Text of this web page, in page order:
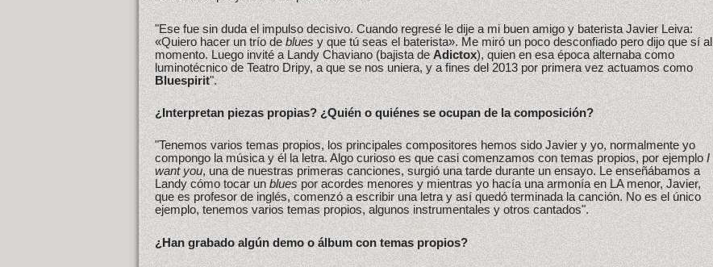
"Ese fue sin duda el impulso decisivo. Cuando regresé le dije a mi buen amigo y baterista Javier Leiva:
«Quiero hacer un trío debluesy que tú seas el baterista». Me miró un poco desconfiado pero dijo que sí al
momento. Luego invité a Landy Chaviano (bajista deAdictox), quien en esa época alternaba como
luminotécnico de Teatro Dripy, a que se nos uniera, y a fines del 2013 por primera vez actuamos como
Bluespirit".
¿Interpretan piezas propias? ¿Quién o quiénes se ocupan de la composición?
"Tenemos varios temas propios, los principales compositores hemos sido Javier y yo, normalmente yo
compongo la música y él la letra. Algo curioso es que casi comenzamos con temas propios, por ejemploI
want you, una de nuestras primeras canciones, surgió una tarde durante un ensayo. Le enseñábamos a
Landy cómo tocar unblues por acordes menores y mientras yo hacía una armonía en LA menor, Javier,
que es profesor de inglés, comenzó a escribir una letra y así quedó terminada la canción. No es el único
ejemplo, tenemos varios temas propios, algunos instrumentales y otros cantados".
¿Han grabado algún demo o álbum con temas propios?